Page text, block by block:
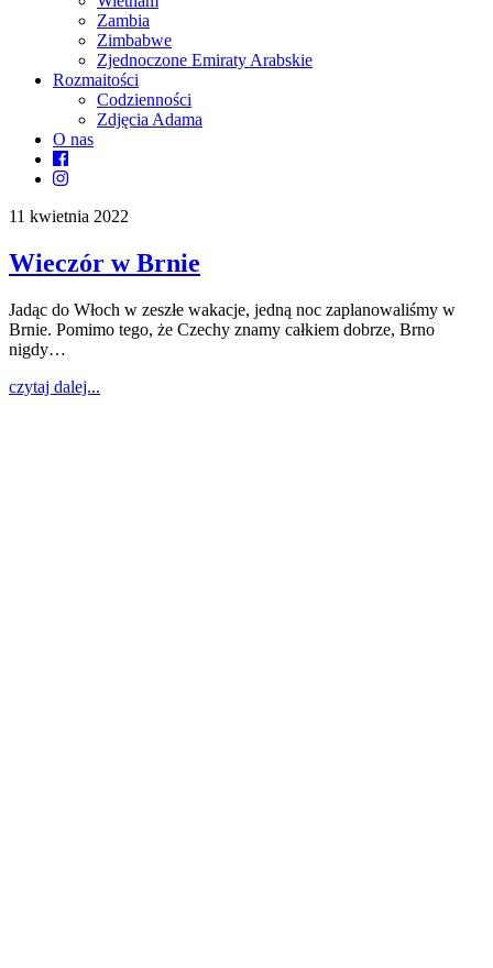
Zambia
Zimbabwe
Zjednoczone Emiraty Arabskie
Rozmaitości
Codzienności
Zdjęcia Adama
O nas
11 kwietnia 2022
Wieczór w Brnie
Jadąc do Włoch w zeszłe wakacje, jedną noc zaplanowaliśmy w
Brnie. Pomimo tego, że Czechy znamy całkiem dobrze, Brno
nigdy…
czytaj dalej...